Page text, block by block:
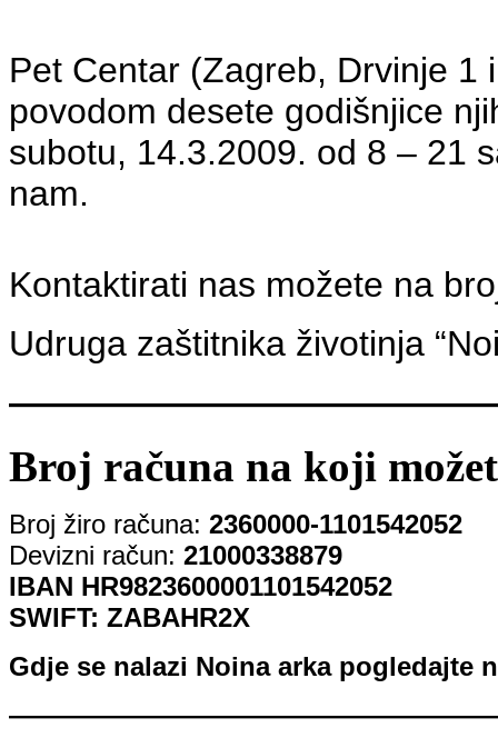
Pet Centar (Zagreb, Drvinje 1
povodom desete godišnjice
subotu, 14.3.2009. od 8 – 21
nam.
Kontaktirati nas možete na
Udruga zaštitnika životinja
Broj računa na koji
Broj žiro računa: 2360000-1101542052
Devizni račun: 21000338879
IBAN HR9823600001101542052
SWIFT: ZABAHR2X
Gdje se nalazi Noina arka pogledajte